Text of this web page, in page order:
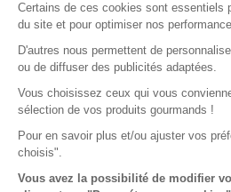
Certains de ces cookies sont essentiels
du site et pour optimiser nos
D'autres nous permettent de
ou de diffuser des publicités adaptées.
Vous choisissez ceux qui vous
sélection de vos produits gourmands !
Pour en savoir plus et/ou ajuster vos
choisis".
Vous avez la possibilité de modifier
© 2018-aujourd'hui My Bubble Tea.